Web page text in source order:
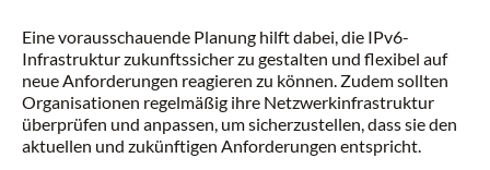
Eine vorausschauende Planung hilft dabei, die IPv6-
Infrastruktur zukunftssicher zu gestalten und flexibel auf
neue Anforderungen reagieren zu können. Zudem sollten
Organisationen regelmäßig ihre Netzwerkinfrastruktur
überprüfen und anpassen, um sicherzustellen, dass sie den
aktuellen und zukünftigen Anforderungen entspricht.